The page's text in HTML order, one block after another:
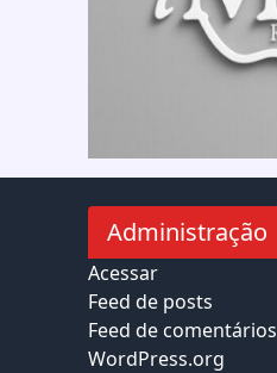
Administração
Acessar
Feed de posts
Feed de comentários
WordPress.org